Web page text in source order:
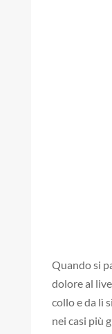
Quando si
dolore al
collo e da lì
nei casi più